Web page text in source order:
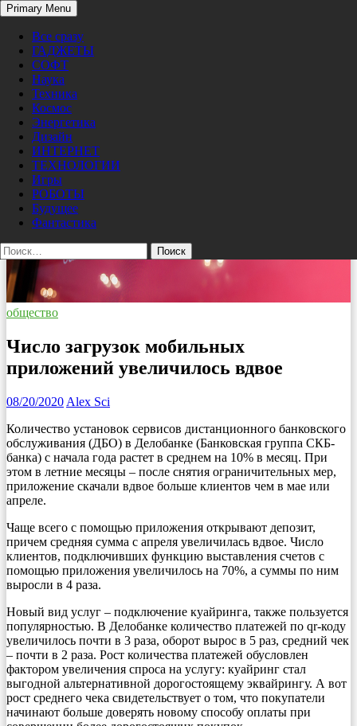
Skip
content
Pro/Hi-Tech
Search
Primary Menu
Все сразу
ГАДЖЕТЫ
СОФТ
Наука
Техника
Космос
Энергетика
Дизайн
ИНТЕРНЕТ
ТЕХНОЛОГИИ
Игры
РОБОТЫ
Будущее
Фантастика
Найти:
общество
Число загрузок мобильных
приложений увеличилось вдвое
08/20/2020 Alex Sci
Количество установок сервисов дистанционного банковского
обслуживания (ДБО) в Делобанке (Банковская группа СКБ-
банка) с начала года растет в среднем на 10% в месяц. При
этом в летние месяцы – после снятия ограничительных мер,
приложение скачали вдвое больше клиентов чем в мае или
апреле.
Чаще всего с помощью приложения открывают депозит,
причем средняя сумма с апреля увеличилась вдвое. Число
клиентов, подключивших функцию выставления счетов с
помощью приложения увеличилось на 70%, а суммы по ним
выросли в 4 раза.
Новый вид услуг – подключение куайринга, также пользуется
популярностью. В Делобанке количество платежей по qr-коду
увеличилось почти в 3 раза, оборот вырос в 5 раз, средний чек
– почти в 2 раза. Рост количества платежей обусловлен
фактором увеличения спроса на услугу: куайринг стал
выгодной альтернативной дорогостоящему эквайрингу. А вот
рост среднего чека свидетельствует о том, что покупатели
начинают больше доверять новому способу оплаты при